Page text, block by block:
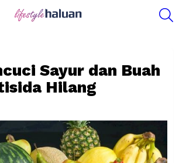
Sayur dan Buah
Hilang